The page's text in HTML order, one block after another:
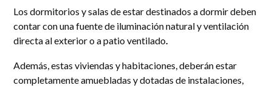
Los dormitorios y salas de estar destinados a dormir deben
contar con una fuente de iluminación natural y ventilación
directa al exterioro a patio ventilado.
Además, estas viviendas y habitaciones, deberán estar
completamente amuebladas y dotadas de instalaciones,